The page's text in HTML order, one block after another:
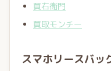
買右衛門
買取モンチー
スマホリースバッ